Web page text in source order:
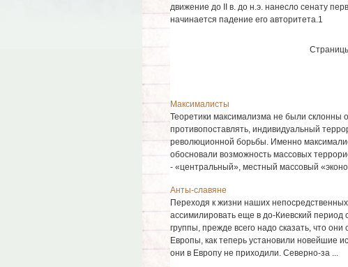
движение до II в. до н.э. нанесло сенату
начинается падение его авторитета.1
Максималисты
Теоретики максимализма не были склонны
противопоставлять, индивидуальный
революционной борьбы. Именно
обосновали возможность массовых
- «центральный», местный массовый
Анты-славяне
Переходя к жизни наших
ассимилировать еще в до-Киевский период
группы, прежде всего надо сказать, что
Европы, как теперь установили новейшие
они в Европу не приходили. Северно-за ...